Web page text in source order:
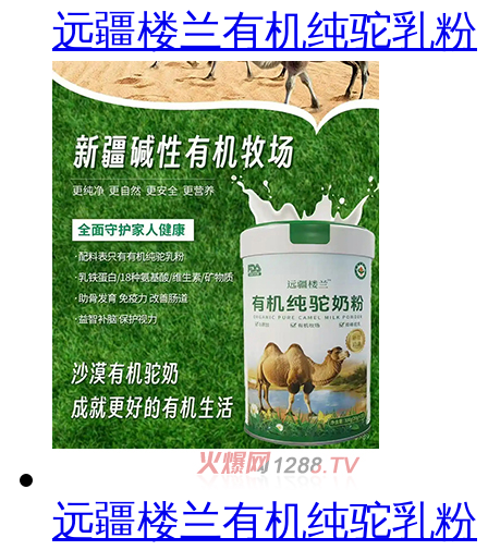
远疆楼兰有机纯驼乳粉
远疆楼兰有机纯驼乳粉